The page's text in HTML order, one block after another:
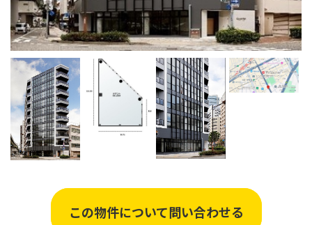
この物件について問い合わせる